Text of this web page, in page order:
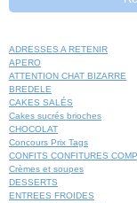
ADRESSES A RETENIR
APERO
ATTENTION CHAT BIZARRE
BREDELE
CAKES SALÉS
Cakes sucrés brioches
CHOCOLAT
Concours Prix Tags
CONFITS CONFITURES
Crèmes et soupes
DESSERTS
ENTREES FROIDES